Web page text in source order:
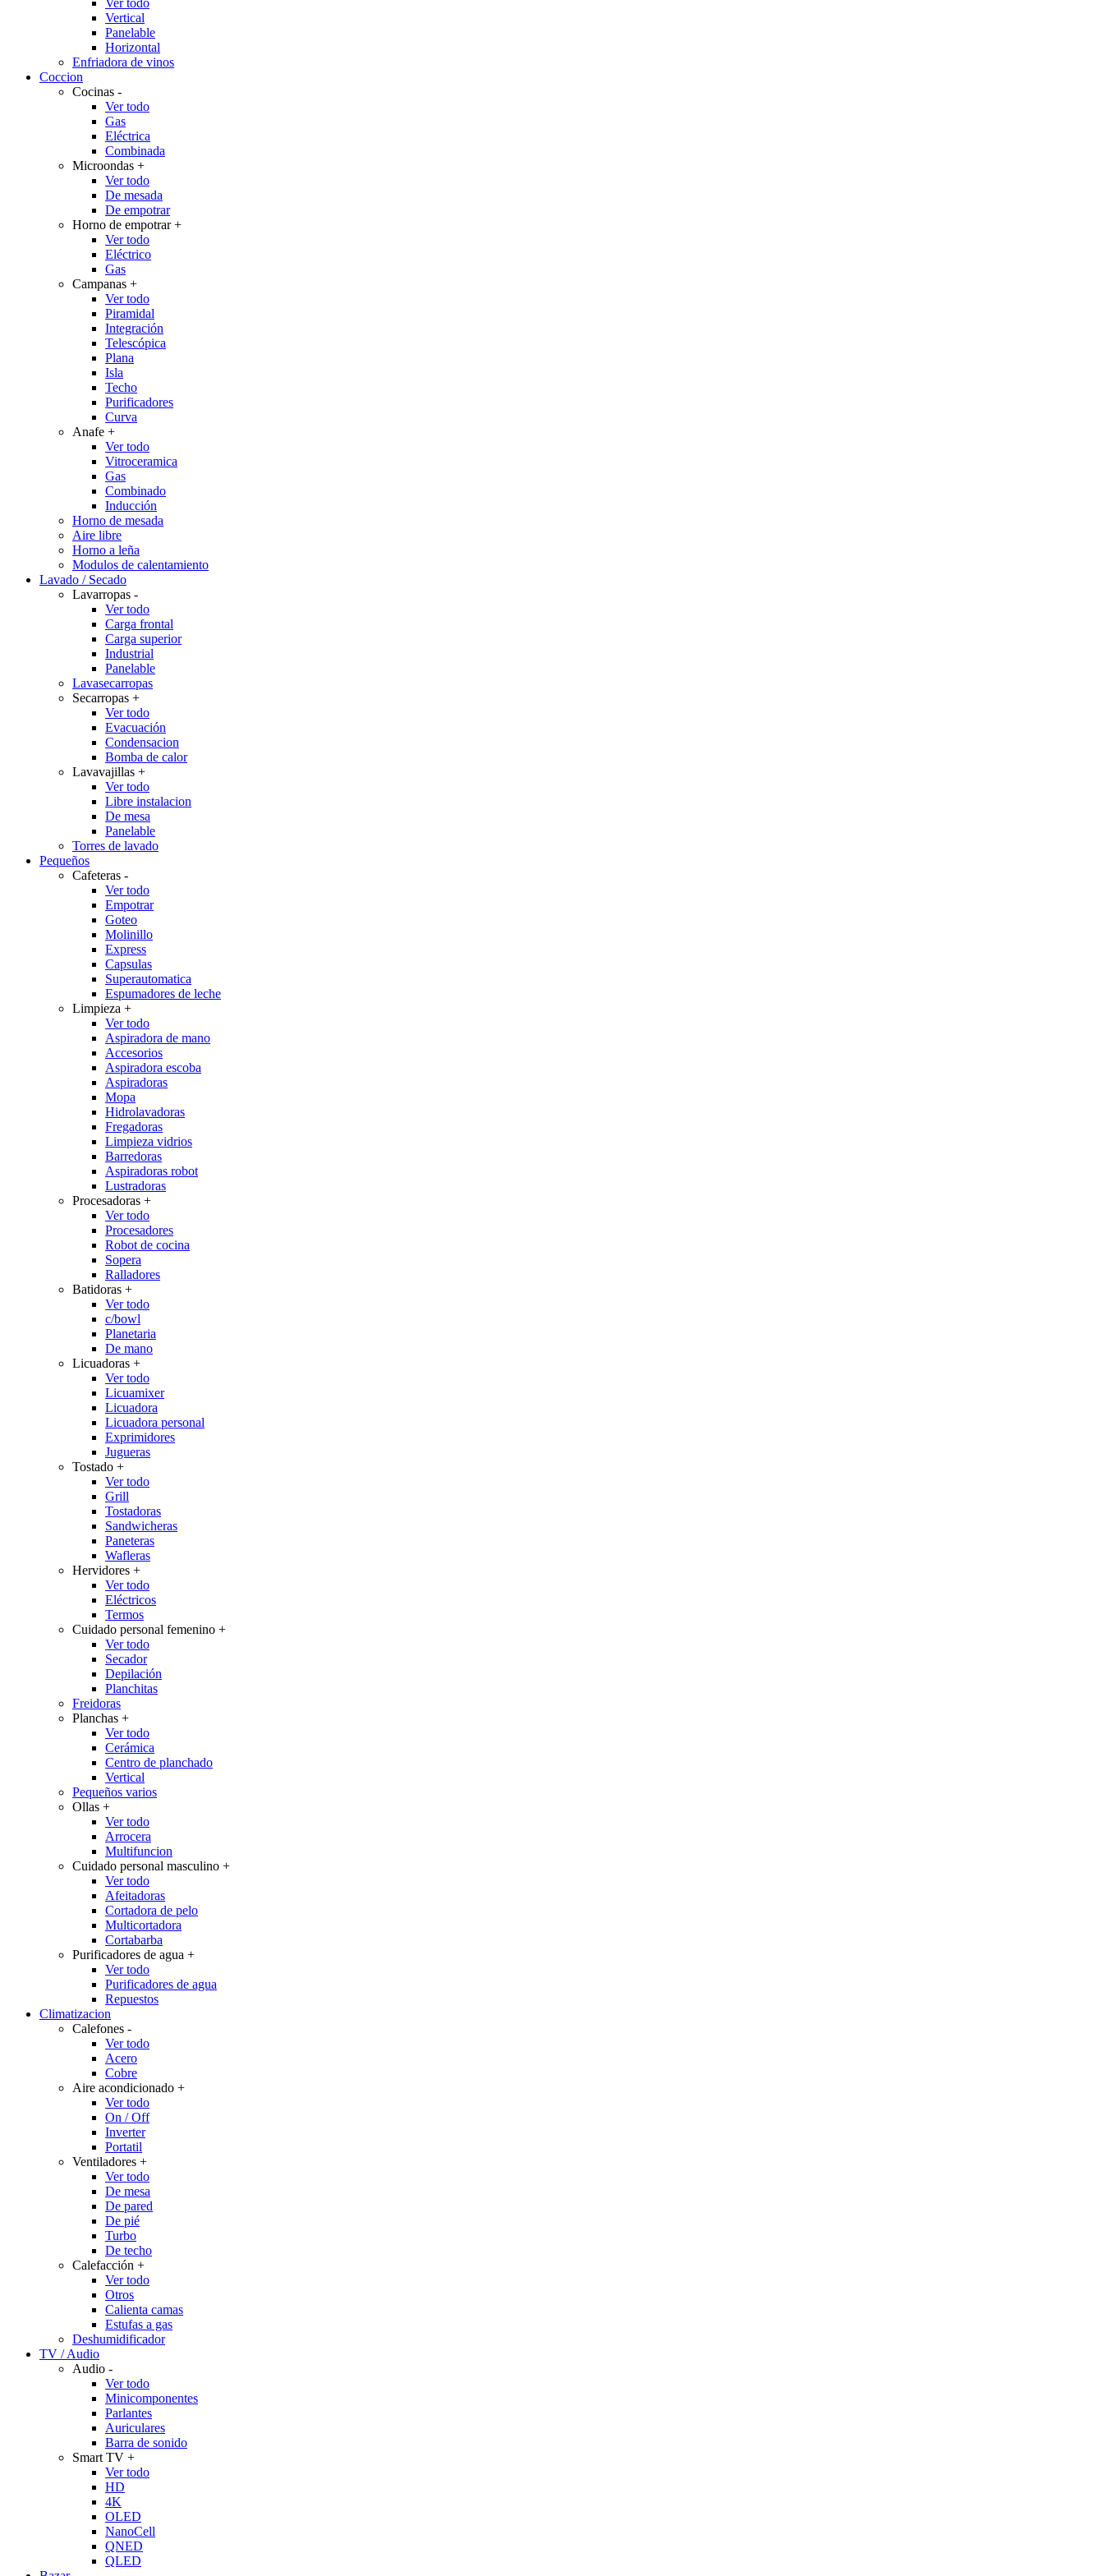
Ver todo
Vertical
Panelable
Horizontal
Enfriadora de vinos
Coccion
Cocinas -
Ver todo
Gas
Eléctrica
Combinada
Microondas +
Ver todo
De mesada
De empotrar
Horno de empotrar+
Ver todo
Eléctrico
Gas
Campanas +
Ver todo
Piramidal
Integración
Telescópica
Plana
Isla
Techo
Purificadores
Curva
Anafe +
Ver todo
Vitroceramica
Gas
Combinado
Inducción
Horno de mesada
Aire libre
Horno a leña
Modulos de calentamiento
Lavado / Secado
Lavarropas -
Ver todo
Carga frontal
Carga superior
Industrial
Panelable
Lavasecarropas
Secarropas +
Ver todo
Evacuación
Condensacion
Bomba de calor
Lavavajillas +
Ver todo
Libre instalacion
De mesa
Panelable
Torres de lavado
Pequeños
Cafeteras -
Ver todo
Empotrar
Goteo
Molinillo
Express
Capsulas
Superautomatica
Espumadores de leche
Limpieza +
Ver todo
Aspiradora de mano
Accesorios
Aspiradora escoba
Aspiradoras
Mopa
Hidrolavadoras
Fregadoras
Limpieza vidrios
Barredoras
Aspiradoras robot
Lustradoras
Procesadoras +
Ver todo
Procesadores
Robot de cocina
Sopera
Ralladores
Batidoras +
Ver todo
c/bowl
Planetaria
De mano
Licuadoras +
Ver todo
Licuamixer
Licuadora
Licuadora personal
Exprimidores
Jugueras
Tostado +
Ver todo
Grill
Tostadoras
Sandwicheras
Paneteras
Wafleras
Hervidores +
Ver todo
Eléctricos
Termos
Cuidado personal femenino +
Ver todo
Secador
Depilación
Planchitas
Freidoras
Planchas +
Ver todo
Cerámica
Centro de planchado
Vertical
Pequeños varios
Ollas +
Ver todo
Arrocera
Multifuncion
Cuidado personal masculino +
Ver todo
Afeitadoras
Cortadora de pelo
Multicortadora
Cortabarba
Purificadores de agua +
Ver todo
Purificadores de agua
Repuestos
Climatizacion
Calefones -
Ver todo
Acero
Cobre
Aire acondicionado +
Ver todo
On / Off
Inverter
Portatil
Ventiladores +
Ver todo
De mesa
De pared
De pié
Turbo
De techo
Calefacción +
Ver todo
Otros
Calienta camas
Estufas a gas
Deshumidificador
TV / Audio
Audio -
Ver todo
Minicomponentes
Parlantes
Auriculares
Barra de sonido
Smart TV +
Ver todo
HD
4K
OLED
NanoCell
QNED
QLED